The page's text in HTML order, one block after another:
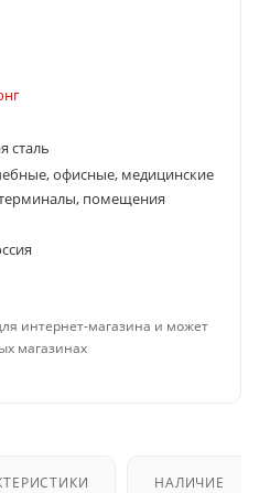
сталь
офисные, медицинские
помещения
интернет-магазина и может
магазинах
НАЛИЧИЕ